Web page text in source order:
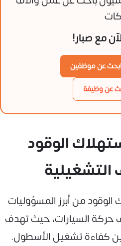
مع صبار!
ابحث عن موظفين
عن وظيفة
الوقود
التشغيلية
من أبرز المسؤوليات
حركة السيارات، حيث تهدف
كفاءة تشغيل الأسطول.